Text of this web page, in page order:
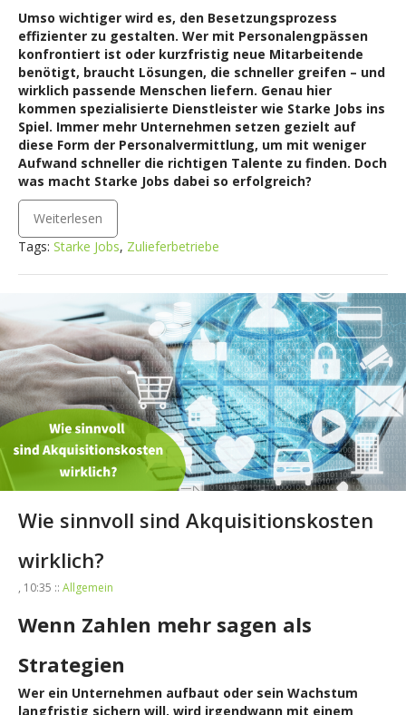
Umso wichtiger wird es, den Besetzungsprozess
effizienter zu gestalten. Wer mit Personalengpässen
konfrontiert ist oder kurzfristig neue Mitarbeitende
benötigt, braucht Lösungen, die schneller greifen – und
wirklich passende Menschen liefern. Genau hier
kommen spezialisierte Dienstleister wie Starke Jobs ins
Spiel. Immer mehr Unternehmen setzen gezielt auf
diese Form der Personalvermittlung, um mit weniger
Aufwand schneller die richtigen Talente zu finden. Doch
was macht Starke Jobs dabei so erfolgreich?
Weiterlesen
Tags: Starke Jobs, Zulieferbetriebe
Wie sinnvoll sind Akquisitionskosten
wirklich?
, 10:35 :: Allgemein
Wenn Zahlen mehr sagen als
Strategien
Wer ein Unternehmen aufbaut oder sein Wachstum
langfristig sichern will, wird irgendwann mit einem